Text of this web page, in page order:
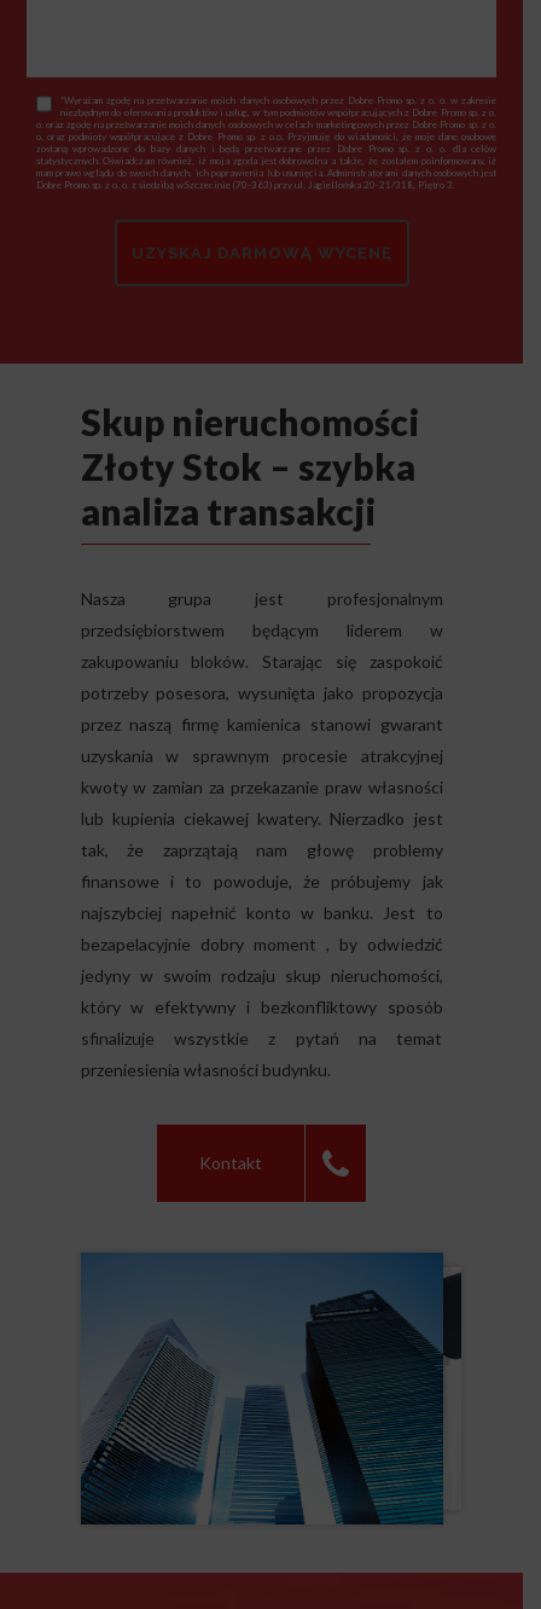
*Wyrażam zgodę na przetwarzanie moich danych osobowych przez Dobre Promo sp. z o. o. w zakresie
niezbędnym do oferowania produktów i usług, w tym podmiotów współpracujących z Dobre Promo sp. z o.
o. oraz zgodę na przetwarzanie moich danych osobowych w celach marketingowych przez Dobre Promo sp. z o.
o. oraz podmioty współpracujące z Dobre Promo sp. z o.o. Przyjmuję do wiadomości, że moje dane osobowe
zostaną wprowadzone do bazy danych i będą przetwarzane przez Dobre Promo sp. z o. o. dla celów
statystycznych. Oświadczam również, iż moja zgoda jest dobrowolna a także, że zostałem poinformowany, iż
mam prawo wglądu do swoich danych, ich poprawienia lub usunięcia. Administratorami danych osobowych jest
Dobre Promo sp. z o. o. z siedzibą wSzczecinie (70-363) przy ul. Jagiellońska 20-21/318, Piętro 3.
Skup nieruchomości
Złoty Stok – szybka
analiza transakcji
Nasza grupa jest profesjonalnym
przedsiębiorstwem będącym liderem w
zakupowaniu bloków. Starając się zaspokoić
potrzeby posesora, wysunięta jako propozycja
przez naszą firmę kamienica stanowi gwarant
uzyskania w sprawnym procesie atrakcyjnej
kwoty w zamian za przekazanie praw własności
lub kupienia ciekawej kwatery. Nierzadko jest
tak, że zaprzątają nam głowę problemy
finansowe i to powoduje, że próbujemy jak
najszybciej napełnić konto w banku. Jest to
bezapelacyjnie dobry moment , by odwiedzić
jedyny w swoim rodzaju skup nieruchomości,
który w efektywny i bezkonfliktowy sposób
sfinalizuje wszystkie z pytań na temat
przeniesienia własności budynku.
Kontakt